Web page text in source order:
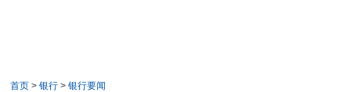
首页> 银行> 银行要闻